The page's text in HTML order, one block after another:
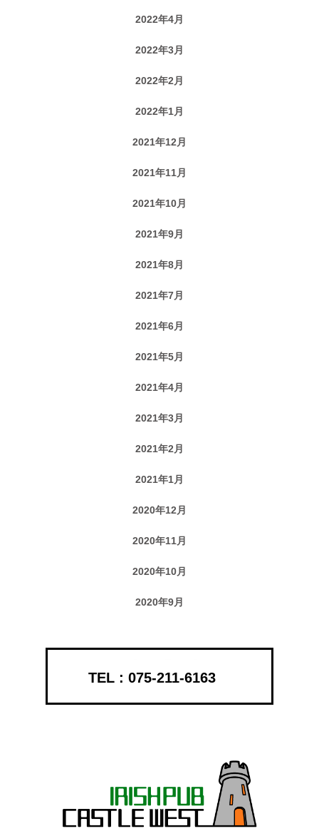
2022年4月
2022年3月
2022年2月
2022年1月
2021年12月
2021年11月
2021年10月
2021年9月
2021年8月
2021年7月
2021年6月
2021年5月
2021年4月
2021年3月
2021年2月
2021年1月
2020年12月
2020年11月
2020年10月
2020年9月
075-211-6163